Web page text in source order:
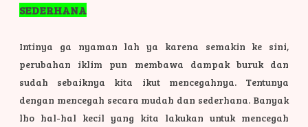
SEDERHANA
Intinya ga nyaman lah ya karena semakin ke sini,
perubahan iklim pun membawa dampak buruk dan
sudah sebaiknya kita ikut mencegahnya. Tentunya
dengan mencegah secara mudah dan sederhana. Banyak
lho hal-hal kecil yang kita lakukan untuk mencegah